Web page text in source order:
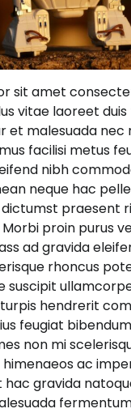
sit amet
vitae laoreet duis
et malesuada nec
facilisi metus
nibh
neque hac
praesent
proin purus
ad gravida
rhoncus
suscipit
hendrerit
feugiat
non mi
himenaeos ac
hac gravida